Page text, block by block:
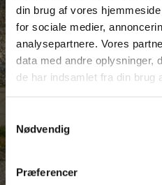
din brug af vores
for sociale medier,
analysepartnere. Vores
data med andre oplysninger,
de har indsamlet fra din brug
Nødvendig
Præferencer